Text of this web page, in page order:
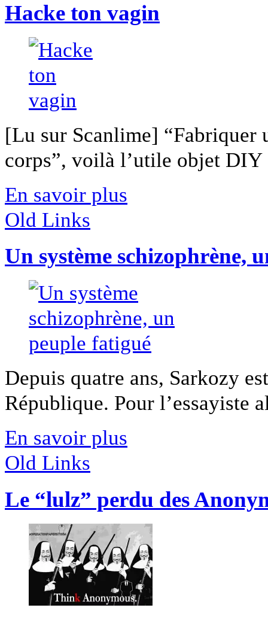
Hacke ton vagin
[Lu sur Scanlime] “Fabriquer
corps”, voilà l’utile objet
En savoir plus
Old Links
Un système schizophrène,
Depuis quatre ans, Sarkozy
République. Pour l’essayiste
En savoir plus
Old Links
Le “lulz” perdu des